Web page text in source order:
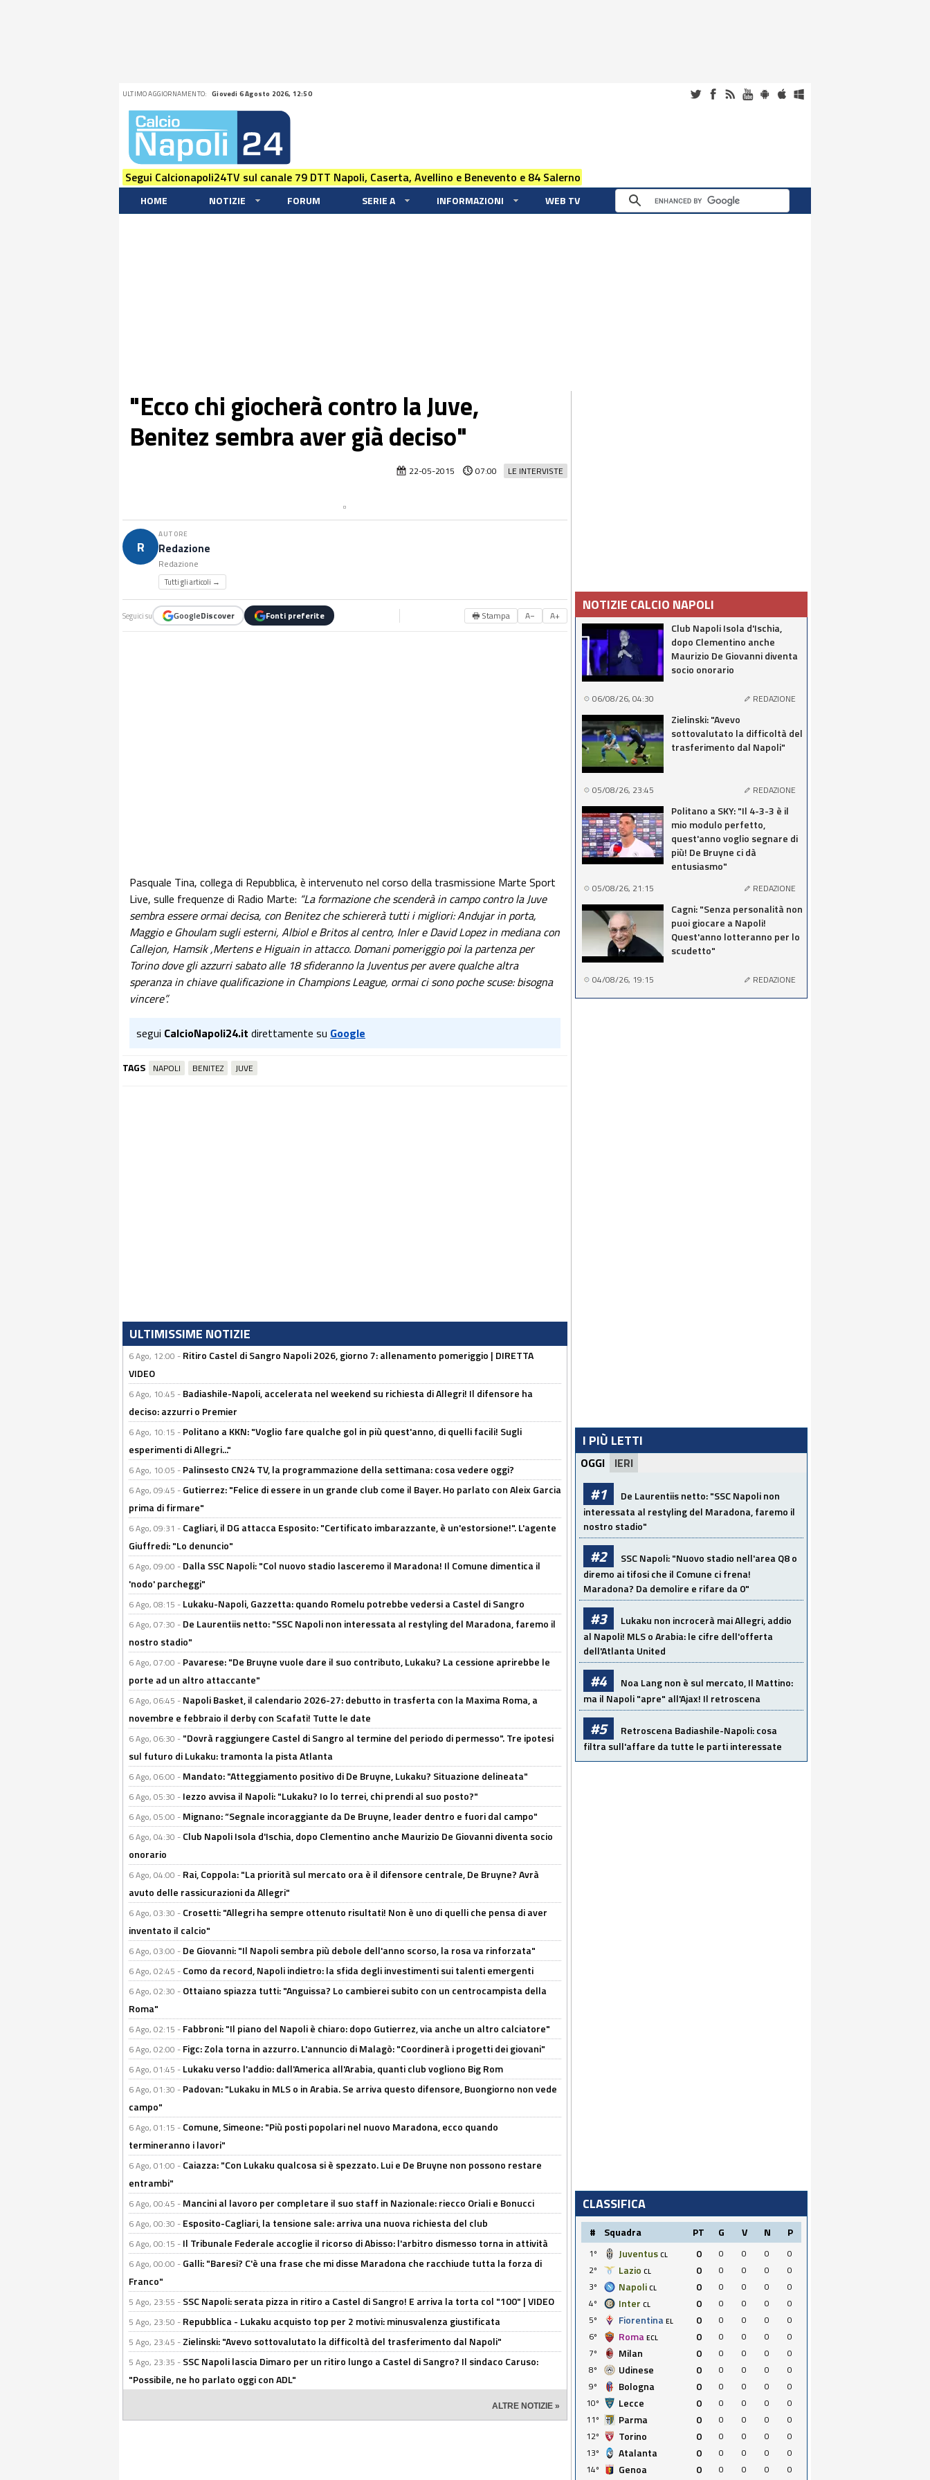
ULTIMO AGGIORNAMENTO: Giovedi 6 Agosto 2026, 12:50
Segui Calcionapoli24TV sul canale 79 DTT Napoli, Caserta, Avellino e Benevento e 84 Salerno
HOME NOTIZIE FORUM SERIE A INFORMAZIONI WEB TV
"Ecco chi giocherà contro la Juve,
Benitez sembra aver già deciso"
LE INTERVISTE
22-05-2015 07:00
R
AUTORE
Redazione
Redazione
Tutti gli articoli →
Seguici su GoogleDiscover Fonti preferite 🖶 Stampa A− A+
Pasquale Tina, collega di Repubblica, è intervenuto nel corso della trasmissione Marte Sport
Live, sulle frequenze di Radio Marte: “La formazione che scenderà in campo contro la Juve
sembra essere ormai decisa, con Benitez che schiererà tutti i migliori: Andujar in porta,
Maggio e Ghoulam sugli esterni, Albiol e Britos al centro, Inler e David Lopez in mediana con
Callejon, Hamsik ,Mertens e Higuain in attacco. Domani pomeriggio poi la partenza per
Torino dove gli azzurri sabato alle 18 sfideranno la Juventus per avere qualche altra
speranza in chiave qualificazione in Champions League, ormai ci sono poche scuse: bisogna
vincere”.
segui CalcioNapoli24.it direttamente su Google
TAGS NAPOLI BENITEZ JUVE
ULTIMISSIME NOTIZIE
6 Ago, 12:00 - Ritiro Castel di Sangro Napoli 2026, giorno 7: allenamento pomeriggio | DIRETTA
VIDEO
6 Ago, 10:45 - Badiashile-Napoli, accelerata nel weekend su richiesta di Allegri! Il difensore ha
deciso: azzurri o Premier
6 Ago, 10:15 - Politano a KKN: "Voglio fare qualche gol in più quest'anno, di quelli facili! Sugli
esperimenti di Allegri..."
6 Ago, 10:05 - Palinsesto CN24 TV, la programmazione della settimana: cosa vedere oggi?
6 Ago, 09:45 - Gutierrez: "Felice di essere in un grande club come il Bayer. Ho parlato con Aleix Garcia
prima di firmare"
6 Ago, 09:31 - Cagliari, il DG attacca Esposito: "Certificato imbarazzante, è un'estorsione!". L'agente
Giuffredi: "Lo denuncio"
6 Ago, 09:00 - Dalla SSC Napoli: "Col nuovo stadio lasceremo il Maradona! Il Comune dimentica il
'nodo' parcheggi"
6 Ago, 08:15 - Lukaku-Napoli, Gazzetta: quando Romelu potrebbe vedersi a Castel di Sangro
6 Ago, 07:30 - De Laurentiis netto: "SSC Napoli non interessata al restyling del Maradona, faremo il
nostro stadio"
6 Ago, 07:00 - Pavarese: "De Bruyne vuole dare il suo contributo, Lukaku? La cessione aprirebbe le
porte ad un altro attaccante"
6 Ago, 06:45 - Napoli Basket, il calendario 2026-27: debutto in trasferta con la Maxima Roma, a
novembre e febbraio il derby con Scafati! Tutte le date
6 Ago, 06:30 - "Dovrà raggiungere Castel di Sangro al termine del periodo di permesso". Tre ipotesi
sul futuro di Lukaku: tramonta la pista Atlanta
6 Ago, 06:00 - Mandato: "Atteggiamento positivo di De Bruyne, Lukaku? Situazione delineata"
6 Ago, 05:30 - Iezzo avvisa il Napoli: "Lukaku? Io lo terrei, chi prendi al suo posto?"
6 Ago, 05:00 - Mignano: “Segnale incoraggiante da De Bruyne, leader dentro e fuori dal campo"
6 Ago, 04:30 - Club Napoli Isola d'Ischia, dopo Clementino anche Maurizio De Giovanni diventa socio
onorario
6 Ago, 04:00 - Rai, Coppola: "La priorità sul mercato ora è il difensore centrale, De Bruyne? Avrà
avuto delle rassicurazioni da Allegri"
6 Ago, 03:30 - Crosetti: "Allegri ha sempre ottenuto risultati! Non è uno di quelli che pensa di aver
inventato il calcio"
6 Ago, 03:00 - De Giovanni: "Il Napoli sembra più debole dell'anno scorso, la rosa va rinforzata"
6 Ago, 02:45 - Como da record, Napoli indietro: la sfida degli investimenti sui talenti emergenti
6 Ago, 02:30 - Ottaiano spiazza tutti: "Anguissa? Lo cambierei subito con un centrocampista della
Roma"
6 Ago, 02:15 - Fabbroni: "Il piano del Napoli è chiaro: dopo Gutierrez, via anche un altro calciatore"
6 Ago, 02:00 - Figc: Zola torna in azzurro. L'annuncio di Malagò: "Coordinerà i progetti dei giovani"
6 Ago, 01:45 - Lukaku verso l'addio: dall'America all'Arabia, quanti club vogliono Big Rom
6 Ago, 01:30 - Padovan: "Lukaku in MLS o in Arabia. Se arriva questo difensore, Buongiorno non vede
campo"
6 Ago, 01:15 - Comune, Simeone: "Più posti popolari nel nuovo Maradona, ecco quando
termineranno i lavori"
6 Ago, 01:00 - Caiazza: "Con Lukaku qualcosa si è spezzato. Lui e De Bruyne non possono restare
entrambi"
6 Ago, 00:45 - Mancini al lavoro per completare il suo staff in Nazionale: riecco Oriali e Bonucci
6 Ago, 00:30 - Esposito-Cagliari, la tensione sale: arriva una nuova richiesta del club
6 Ago, 00:15 - Il Tribunale Federale accoglie il ricorso di Abisso: l'arbitro dismesso torna in attività
6 Ago, 00:00 - Galli: "Baresi? C'è una frase che mi disse Maradona che racchiude tutta la forza di
Franco"
5 Ago, 23:55 - SSC Napoli: serata pizza in ritiro a Castel di Sangro! E arriva la torta col "100" | VIDEO
5 Ago, 23:50 - Repubblica - Lukaku acquisto top per 2 motivi: minusvalenza giustificata
5 Ago, 23:45 - Zielinski: "Avevo sottovalutato la difficoltà del trasferimento dal Napoli"
5 Ago, 23:35 - SSC Napoli lascia Dimaro per un ritiro lungo a Castel di Sangro? Il sindaco Caruso:
"Possibile, ne ho parlato oggi con ADL"
ALTRE NOTIZIE »
NOTIZIE CALCIO NAPOLI
Club Napoli Isola d'Ischia,
dopo Clementino anche
Maurizio De Giovanni diventa
socio onorario
06/08/26, 04:30 REDAZIONE
Zielinski: "Avevo
sottovalutato la difficoltà del
trasferimento dal Napoli"
05/08/26, 23:45 REDAZIONE
Politano a SKY: "Il 4-3-3 è il
mio modulo perfetto,
quest'anno voglio segnare di
più! De Bruyne ci dà
entusiasmo"
05/08/26, 21:15 REDAZIONE
Cagni: "Senza personalità non
puoi giocare a Napoli!
Quest'anno lotteranno per lo
scudetto"
04/08/26, 19:15 REDAZIONE
I PIÙ LETTI
OGGI IERI
#1
De Laurentiis netto: "SSC Napoli non
interessata al restyling del Maradona, faremo il
nostro stadio"
#2
SSC Napoli: "Nuovo stadio nell'area Q8 o
diremo ai tifosi che il Comune ci frena!
Maradona? Da demolire e rifare da 0"
#3
Lukaku non incrocerà mai Allegri, addio
al Napoli! MLS o Arabia: le cifre dell'offerta
dell'Atlanta United
#4
Noa Lang non è sul mercato, Il Mattino:
ma il Napoli "apre" all'Ajax! Il retroscena
#5
Retroscena Badiashile-Napoli: cosa
filtra sull'affare da tutte le parti interessate
CLASSIFICA
# Squadra PT G V N P
1º Juventus CL 0 0 0 0
0
2º
Lazio CL 0 0 0 0
0
3º
Napoli CL 0 0 0 0
0
4º
Inter CL 0 0 0 0
0
5º
Fiorentina EL 0 0 0 0
0
6º
Roma ECL 0 0 0 0
0
7º
Milan 0 0 0 0
0
8º
Udinese 0 0 0 0
0
9º
Bologna 0 0 0 0
0
10º
Lecce 0 0 0 0
0
11º
Parma 0 0 0 0
0
12º
Torino 0 0 0 0
0
13º
Atalanta 0 0 0 0
0
14º
Genoa 0 0 0 0
0